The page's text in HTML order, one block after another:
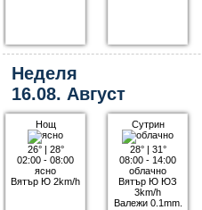
Неделя
16.08. Август
Нощ
26°| 28°
02:00 - 08:00
ясно
Вятър Ю 2km/h
Сутрин
28°| 31°
08:00 - 14:00
облачно
Вятър Ю ЮЗ
3km/h
Валежи 0.1mm.